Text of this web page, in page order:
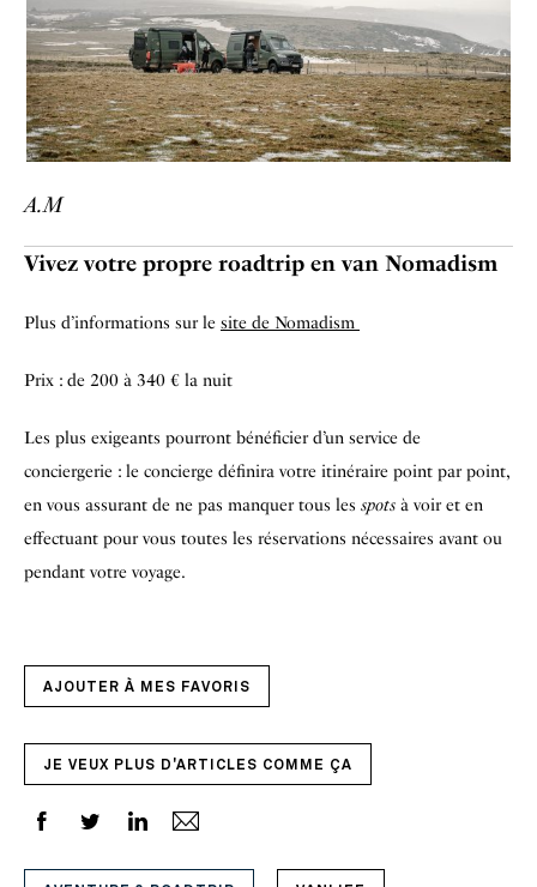
A.M
Vivez votre propre roadtrip en van Nomadism
Plus d’informations sur le site de Nomadism
Prix : de 200 à 340 € la nuit
Les plus exigeants pourront bénéficier d’un service de
conciergerie : le concierge définira votre itinéraire point par point,
en vous assurant de ne pas manquer tous les spots à voir et en
effectuant pour vous toutes les réservations nécessaires avant ou
pendant votre voyage.
AJOUTER À MES FAVORIS
JE VEUX PLUS D'ARTICLES COMME ÇA